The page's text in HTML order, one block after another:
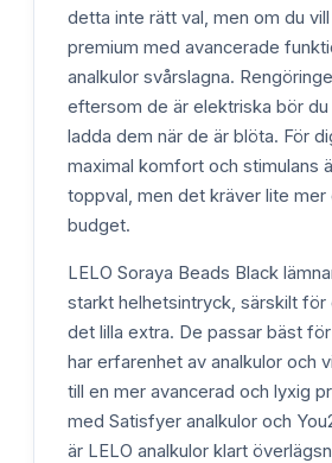
detta inte rätt val, men om du vill
premium med avancerade
analkulor svårslagna.
eftersom de är elektriska bör
ladda dem när de är blöta. För
maximal komfort och stimulans
toppval, men det kräver lite mer
budget.
LELO Soraya Beads Black
starkt helhetsintryck, särskilt
det lilla extra. De passar bäst
har erfarenhet av analkulor och
till en mer avancerad och lyxig
med Satisfyer analkulor och
är LELO analkulor klart